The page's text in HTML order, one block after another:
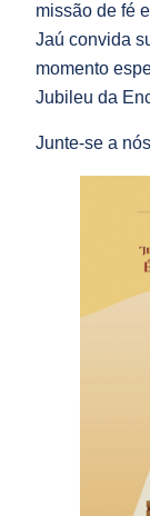
missão de fé
Jaú convida
momento
Jubileu da
Junte-se a